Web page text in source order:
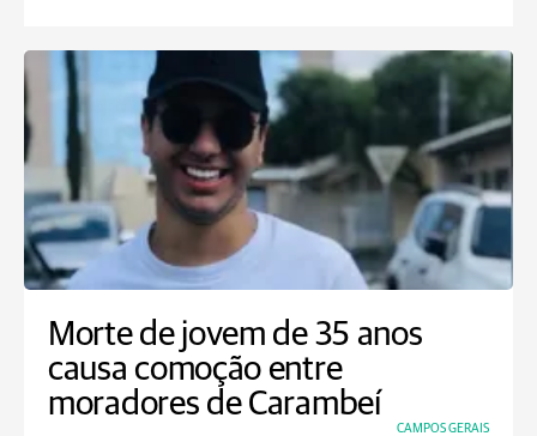
Morte de jovem de 35 anos
causa comoção entre
moradores de Carambeí
CAMPOS GERAIS